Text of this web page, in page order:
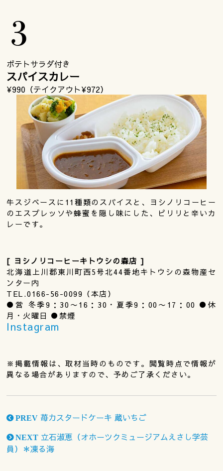
ポテトサラダ付き
スパイスカレー
¥990（テイクアウト¥972）
牛スジベースに11種類のスパイスと、ヨシノリコーヒー
のエスプレッソや蜂蜜を隠し味にした、ピリリと辛いカ
レーです。
[ ヨシノリコーヒーキトウシの森店 ]
北海道上川郡東川町西5号北44番地キトウシの森物産セ
ンター内
TEL.0166-56-0099（本店）
●営 冬季9：30〜16：30・夏季9：00〜17：00 ●休
月・火曜日 ●禁煙
Instagram
※掲載情報は、取材当時のものです。閲覧時点で情報が
異なる場合がありますので、予めご了承ください。
PREV 苺カスタードケーキ 蔵いちご
NEXT 立石淑恵（オホーツクミュージアムえさし学芸
員）＊凍る海